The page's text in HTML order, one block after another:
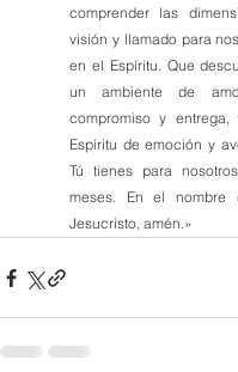
comprender las
visión y llamado para
en el Espíritu. Que
un ambiente de
compromiso y
Espíritu de emoción y
Tú tienes para
meses. En el nombre
Jesucristo, amén.»